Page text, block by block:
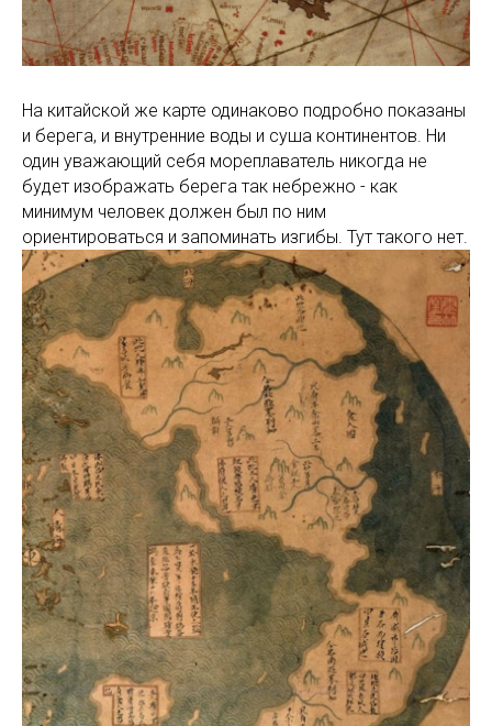
На китайской же карте одинаково подробно показаны
и берега, и внутренние воды и суша континентов. Ни
один уважающий себя мореплаватель никогда не
будет изображать берега так небрежно - как
минимум человек должен был по ним
ориентироваться и запоминать изгибы. Тут такого нет.